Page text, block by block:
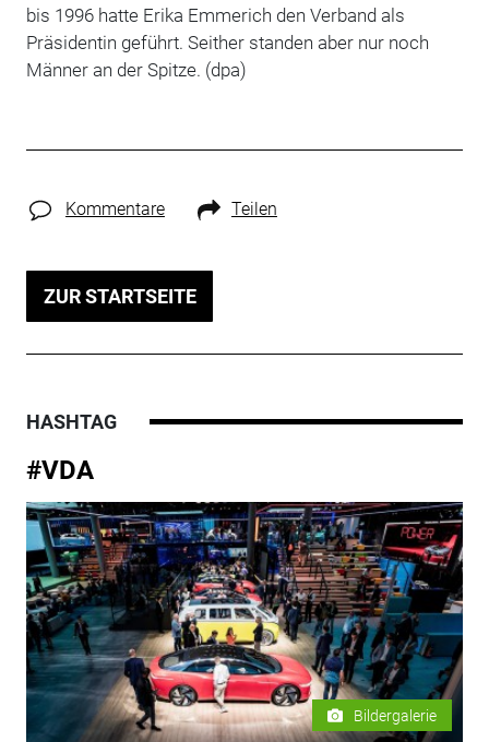
bis 1996 hatte Erika Emmerich den Verband als
Präsidentin geführt. Seither standen aber nur noch
Männer an der Spitze. (dpa)
Kommentare Teilen
ZUR STARTSEITE
HASHTAG
#VDA
Bildergalerie